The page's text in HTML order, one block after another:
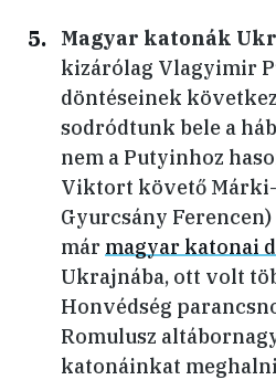
Magyar katonák
kizárólag Vlagyimir
döntéseinek
sodródtunk bele a
nem a Putyinhoz
Viktort követő Márki-
Gyurcsány
már magyar katonai
Ukrajnába, ott volt
Honvédség
Romulusz
katonáinkat